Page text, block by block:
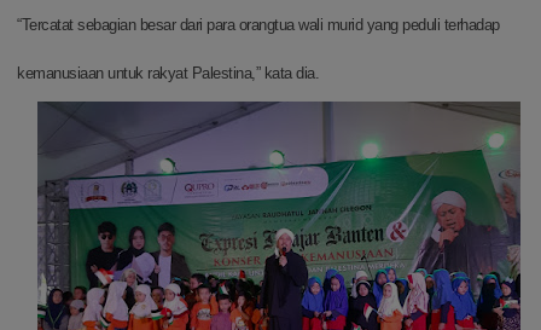
“Tercatat sebagian besar dari para orangtua wali murid yang peduli terhadap
kemanusiaan untuk rakyat Palestina,” kata dia.